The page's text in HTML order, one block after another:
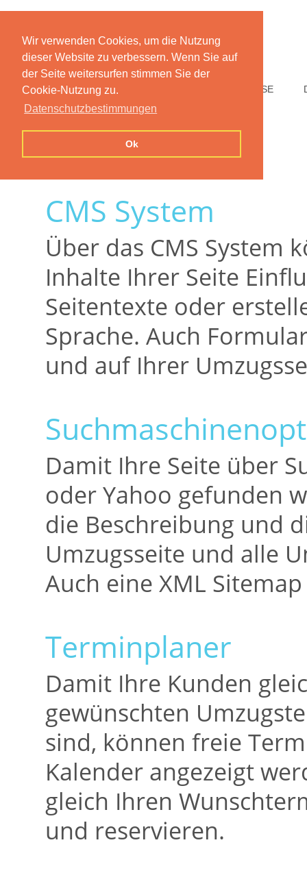
Wir verwenden Cookies, um die Nutzung
dieser Website zu verbessern. Wenn Sie auf
der Seite weitersurfen stimmen Sie der
Cookie-Nutzung zu.
Datenschutzbestimmungen
Ok
HOME PREISE
CMS System
Über das CMS System
Inhalte Ihrer Seite
Seitentexte oder
Sprache. Auch
und auf Ihrer
Damit Ihre Seite über
oder Yahoo gefunden
die Beschreibung und
Umzugsseite und alle
Auch eine XML
Terminplaner
Damit Ihre Kunden
gewünschten
sind, können freie
Kalender angezeigt
gleich Ihren
und reservieren.